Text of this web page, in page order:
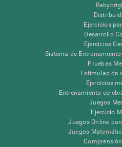
Ejercicios
Desarrollo
Ejercicios
Sistema de
Pruebas
Estimulación
Ejercicios
Entrenamiento
Juegos
Ejercicio
Juegos Online
Juegos